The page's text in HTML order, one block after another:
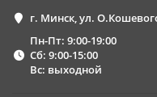
г. Минск, ул.
Пн-Пт: 9:00-19:00
Сб: 9:00-15:00
Вс: выходной